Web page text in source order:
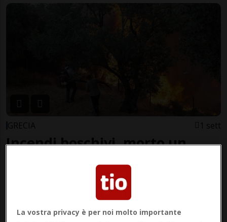
GRECIA 1 sett
Incendi boschivi, morto un
La vostra privacy è per noi molto importante